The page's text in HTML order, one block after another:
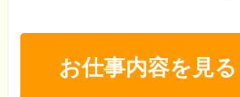
お仕事内容を見る